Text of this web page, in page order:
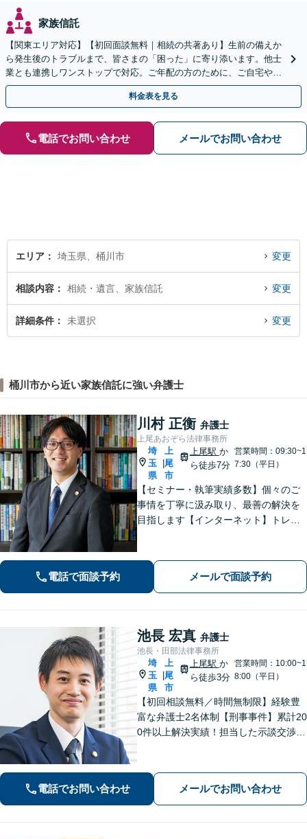
家族信託
【関東エリア対応】【初回面談無料｜相続の共著あり】生前の備えか
ら発生後のトラブルまで、皆さまの「困った」に寄り添います。他士
業とも連携しワンストップで対応。ご年配の方のために、ご自宅やご
近所への出張相談も実施【秘密厳守｜休日・夜間相談可】
料金表を見る
電話でお問い合わせ メールでお問い合わせ
エリア 埼玉県、桶川市 変更
相談内容 相続・遺言、家族信託 変更
詳細条件 未選択 変更
桶川市から近い家族信託に強い弁護士
川村 正衡 弁護士
上尾あおぞら法律事務所
埼
玉
県
上
尾
市
上尾駅 か
ら徒歩7分
営業時間：09:30~1
7:30（平日）
【セミナー・執筆実績多数】個々のご
事情を丁寧に汲み取り、最善の解決を
目指します【インターネット】トレン
題】検討段階、協議から訴訟まで。あ
らゆるフェーズに対応【上尾駅7分】
電話で面談予約 メールで面談予約
池長 宏真 弁護士
池長・田部法律事務所
埼
玉
県
上
尾
市
上尾駅 か
ら徒歩3分
営業時間：10:00~1
8:00（平日）
【初回相談無料／時間無制限】経験豊
富な弁護士2名体制【刑事事件】累計20
0件以上解決実績！担当した示談交渉の
料請求や財産分与、親権、養育費な
ど、累計200件以上の解決実績【上尾駅
3分】
電話でお問い合わせ メールでお問い合わせ